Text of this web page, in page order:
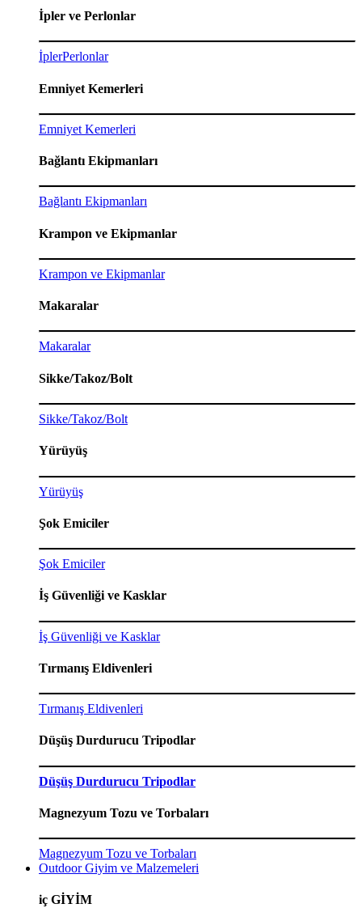
İpler ve Perlonlar
İplerPerlonlar
Emniyet Kemerleri
Emniyet Kemerleri
Bağlantı Ekipmanları
Bağlantı Ekipmanları
Krampon ve Ekipmanlar
Krampon ve Ekipmanlar
Makaralar
Makaralar
Sikke/Takoz/Bolt
Sikke/Takoz/Bolt
Yürüyüş
Yürüyüş
Şok Emiciler
Şok Emiciler
İş Güvenliği ve Kasklar
İş Güvenliği ve Kasklar
Tırmanış Eldivenleri
Tırmanış Eldivenleri
Düşüş Durdurucu Tripodlar
Düşüş Durdurucu Tripodlar
Magnezyum Tozu ve Torbaları
Magnezyum Tozu ve Torbaları
Outdoor Giyim ve Malzemeleri
iç GİYİM